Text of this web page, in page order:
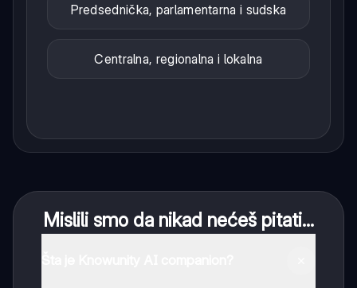
Predsednička, parlamentarna i sudska
Centralna, regionalna i lokalna
Mislili smo da nikad nećeš pitati...